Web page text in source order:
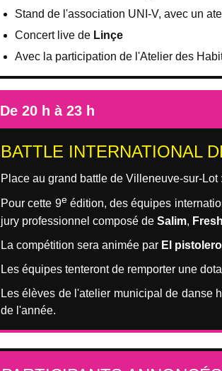
Stand de l'association UNI-V, avec un
Concert live de Linçe
Avec la participation de l'Atelier des
De 20 h à 23 h
BATTLE INTERNATIONAL
Place au grand battle de Villeneuve-sur-Lot
Pour cette 9eédition, des équipes
jury professionnel composé de Salim,
La compétition sera animée par El pistolero
Les équipes tenteront de remporter une
Les élèves de l'atelier municipal de danse
de l'année.